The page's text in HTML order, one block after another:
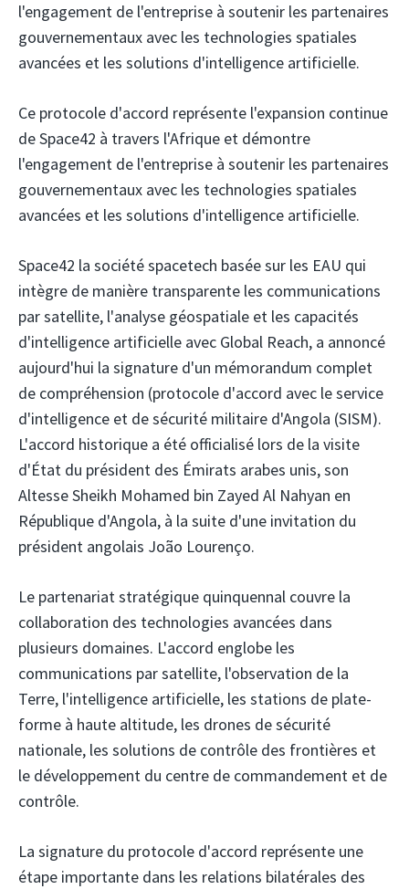
l'engagement de l'entreprise à soutenir les partenaires
gouvernementaux avec les technologies spatiales
avancées et les solutions d'intelligence artificielle.
Ce protocole d'accord représente l'expansion continue
de Space42 à travers l'Afrique et démontre
l'engagement de l'entreprise à soutenir les partenaires
gouvernementaux avec les technologies spatiales
avancées et les solutions d'intelligence artificielle.
Space42 la société spacetech basée sur les EAU qui
intègre de manière transparente les communications
par satellite, l'analyse géospatiale et les capacités
d'intelligence artificielle avec Global Reach, a annoncé
aujourd'hui la signature d'un mémorandum complet
de compréhension (protocole d'accord avec le service
d'intelligence et de sécurité militaire d'Angola (SISM).
L'accord historique a été officialisé lors de la visite
d'État du président des Émirats arabes unis, son
Altesse Sheikh Mohamed bin Zayed Al Nahyan en
République d'Angola, à la suite d'une invitation du
président angolais João Lourenço.
Le partenariat stratégique quinquennal couvre la
collaboration des technologies avancées dans
plusieurs domaines. L'accord englobe les
communications par satellite, l'observation de la
Terre, l'intelligence artificielle, les stations de plate-
forme à haute altitude, les drones de sécurité
nationale, les solutions de contrôle des frontières et
le développement du centre de commandement et de
contrôle.
La signature du protocole d'accord représente une
étape importante dans les relations bilatérales des